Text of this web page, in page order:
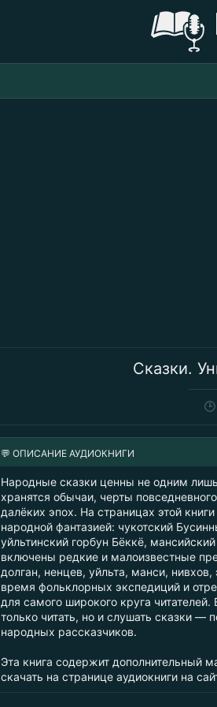
Сказки.
🕒
💬 ОПИСАНИЕ АУДИОКНИГИ
Народные сказки ценны не одним
хранятся обычаи, черты
далёких эпох. На страницах этой
народной фантазией: чукотский
уйльтинский горбун Бёккё,
включены редкие и малоизвестные
долган, ненцев, уйльта, манси,
время фольклорных экспедиций и
для самого широкого круга
только читать, но и слушать сказки —
народных рассказчиков.
Эта книга содержит дополнительный
скачать на странице аудиокниги на